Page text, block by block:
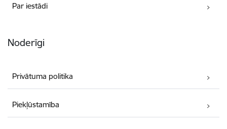
Par iestādi
Noderīgi
Privātuma politika
Piekļūstamība